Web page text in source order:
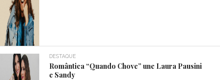
DESTAQUE
Romântica “Quando Chove” une Laura Pausini
e Sandy